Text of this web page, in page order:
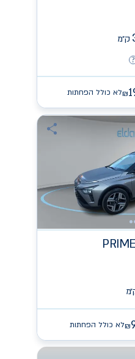
ק״מ
₪לא כולל הפחתות
₪לא כולל הפחתות